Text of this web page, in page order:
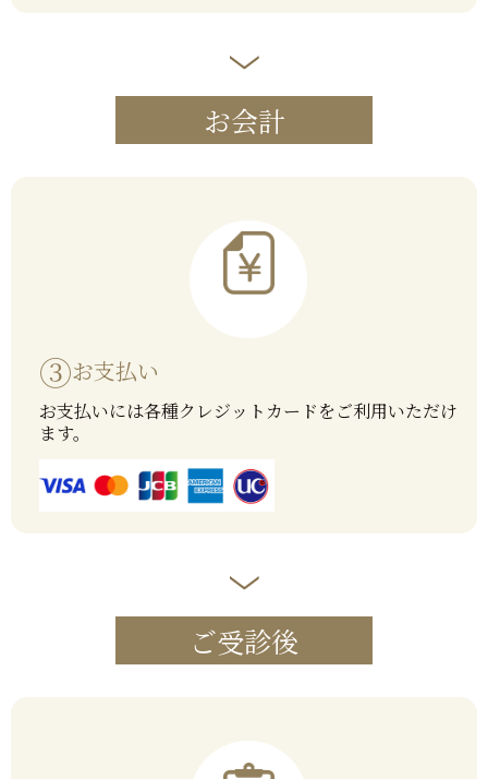
お会計
③お支払い
お支払いには各種クレジットカードをご利用いただけ
ます。
ご受診後